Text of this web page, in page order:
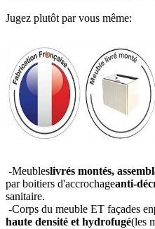
Jugez plutôt par vous même:
-Meubleslivrés montés,
par boitiers d'accrochageanti-
sanitaire.
-Corps du meuble ET façades en
haute densité et hydrofugé(les